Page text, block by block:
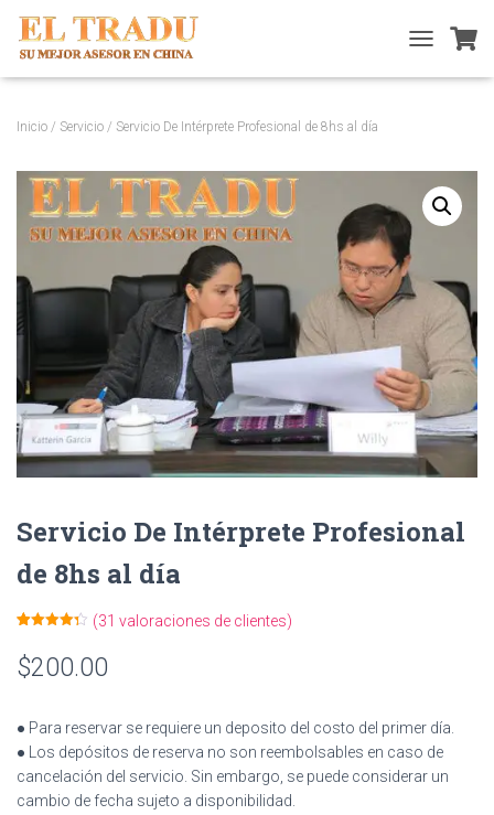
O
A
V
O
N
Inicio / Servicio / Servicio De Intérprete Profesional de 8hs al día
Servicio De Intérprete Profesional
de 8hs al día
con
de 5 en
base a
(31 valoraciones de clientes)
$200.00
● Para reservar se requiere un deposito del costo del primer día.
● Los depósitos de reserva no son reembolsables en caso de
cancelación del servicio. Sin embargo, se puede considerar un
cambio de fecha sujeto a disponibilidad.